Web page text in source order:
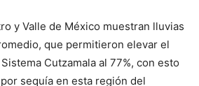
y Valle de México muestran lluvias
que permitieron elevar el
Cutzamala al 77%, con esto
sequía en esta región del